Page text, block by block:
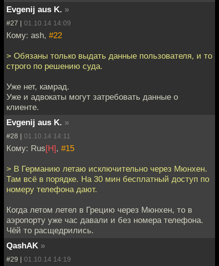
Evgenij aus K. »
#27 | 01.10.14 14:09
Кому: ash, #22
> Обязаны только выдать данные пользователя, и то
строго по решению суда.
Уже нет, камрад.
Уже и адвокаты могут затребовать данные о
клиенте.
Evgenij aus K. »
#28 | 01.10.14 14:11
Кому: Rus[H], #15
> В Германию летаю исключительно через Мюнхен.
Там всё в порядке. На 30 мин бесплатный доступ по
номеру телефона дают.
Когда летом летел в Грецию через Мюнхен, то в
аэропорту уже час давали и без номера телефона.
Чёй то расщедрились.
QashAK »
#29 | 01.10.14 14:19